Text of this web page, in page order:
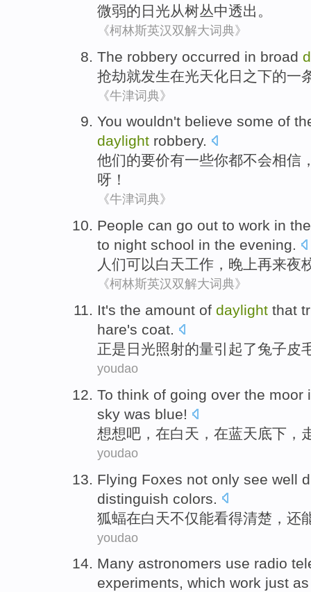
微弱的 日光从树丛中透出。
《柯林斯英汉双解大词典》
The robbery occurred in broad
抢劫就发生在光天化日之下的一
《牛津词典》
You wouldn't believe some of
daylight robbery.
他们的要价有一些你都不会相信
呀 ！
《牛津词典》
People can go out to work in
to night school in the evening.
人们可以白天工作 ，晚上再来夜
《柯林斯英汉双解大词典》
It's the amount of daylight that
hare's coat.
正是 日光照射的量引起了兔子皮
youdao
To think of going over the moor
sky was blue!
想想吧 ， 在白天 ，在蓝天底下 ，
youdao
Flying Foxes not only see well
distinguish colors
狐蝠在白天不仅能看得清楚 ， 还
youdao
Many astronomers use radio
experiments, which work just